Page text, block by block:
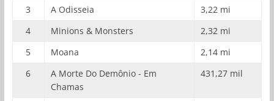
3
A Odisseia
3,22 mi
4
Minions & Monsters
2,32 mi
5
Moana
2,14 mi
6
A Morte Do Demônio - Em
Chamas
431,27 mil